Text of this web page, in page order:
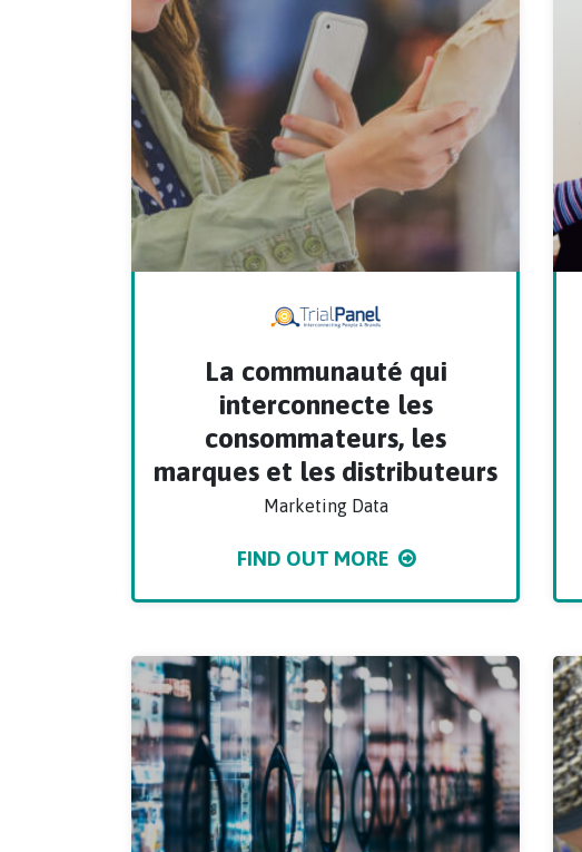
La communauté qui
interconnecte les
consommateurs, les
marques et les distributeurs
Marketing Data
FIND OUT MORE